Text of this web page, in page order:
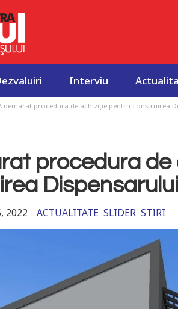
Interviu
demarat procedura de achiziție pentru construirea
procedura de
2022 ACTUALITATE SLIDER STIRI